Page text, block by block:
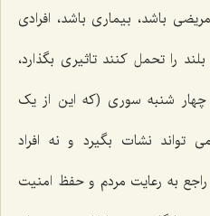
باشد، بیماری باشد، افرادی
را تحمل کنند تاثیری بگذارد،
چهار شنبه سوری (که این از یک
نشات بگیرد و نه افراد
به رعایت مردم و حفظ امنیت